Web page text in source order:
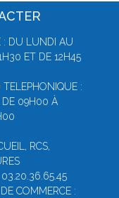
: DU LUNDI AU
ET DE 12H45
TELEPHONIQUE :
DE 09H00 À
RCS,
03.20.36.65.45
COMMERCE :